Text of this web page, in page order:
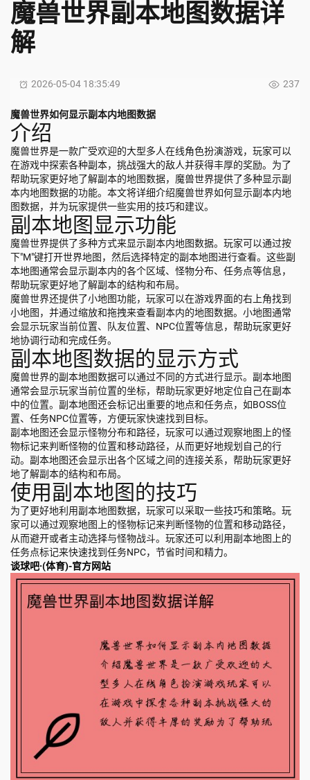
魔兽世界副本地图数据详
解
2026-05-04 18:35:49 237
魔兽世界如何显示副本内地图数据
介绍
魔兽世界是一款广受欢迎的大型多人在线角色扮演游戏，玩家可以
在游戏中探索各种副本，挑战强大的敌人并获得丰厚的奖励。为了
帮助玩家更好地了解副本的地图数据，魔兽世界提供了多种显示副
本内地图数据的功能。本文将详细介绍魔兽世界如何显示副本内地
图数据，并为玩家提供一些实用的技巧和建议。
副本地图显示功能
魔兽世界提供了多种方式来显示副本内地图数据。玩家可以通过按
下"M"键打开世界地图，然后选择特定的副本地图进行查看。这些副
本地图通常会显示副本内的各个区域、怪物分布、任务点等信息，
帮助玩家更好地了解副本的结构和布局。
魔兽世界还提供了小地图功能，玩家可以在游戏界面的右上角找到
小地图，并通过缩放和拖拽来查看副本内的地图数据。小地图通常
会显示玩家当前位置、队友位置、NPC位置等信息，帮助玩家更好
地协调行动和完成任务。
副本地图数据的显示方式
魔兽世界的副本地图数据可以通过不同的方式进行显示。副本地图
通常会显示玩家当前位置的坐标，帮助玩家更好地定位自己在副本
中的位置。副本地图还会标记出重要的地点和任务点，如BOSS位
置、任务NPC位置等，方便玩家快速找到目标。
副本地图还会显示怪物分布和路径，玩家可以通过观察地图上的怪
物标记来判断怪物的位置和移动路径，从而更好地规划自己的行
动。副本地图还会显示出各个区域之间的连接关系，帮助玩家更好
地了解副本的结构和布局。
使用副本地图的技巧
为了更好地利用副本地图数据，玩家可以采取一些技巧和策略。玩
家可以通过观察地图上的怪物标记来判断怪物的位置和移动路径，
从而避开或者主动选择与怪物战斗。玩家还可以利用副本地图上的
任务点标记来快速找到任务NPC，节省时间和精力。
谈球吧·(体育)-官方网站